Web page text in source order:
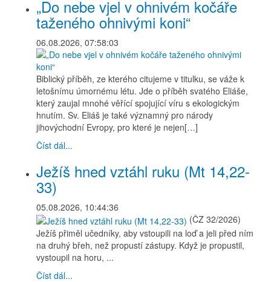
„Do nebe vjel v ohnivém kočáře
taženého ohnivými koni“
06.08.2026, 07:58:03
Biblický příběh, ze kterého citujeme v titulku, se váže k
letošnímu úmornému létu. Jde o příběh svatého Eliáše,
který zaujal mnohé věřící spojující víru s ekologickým
hnutím. Sv. Eliáš je také významný pro národy
jihovýchodní Evropy, pro které je nejen[…]
Číst dál...
Ježíš hned vztáhl ruku (Mt 14,22-
33)
05.08.2026, 10:44:36
(ČZ 32/2026)
Ježíš přiměl učedníky, aby vstoupili na loď a jeli před ním
na druhý břeh, než propustí zástupy. Když je propustil,
vystoupil na horu, ...
Číst dál...